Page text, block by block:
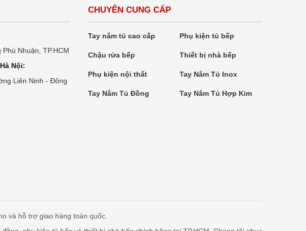
Nhuận, TP.HCM
Nội:
Liên Ninh - Đông
CHUYÊN CUNG CẤP
Tay nắm tủ cao cấp Phụ kiện tủ bếp
Chậu rửa bếp Thiết bị nhà bếp
Phụ kiện nội thất Tay Nắm Tủ Inox
Tay Nắm Tủ Đồng Tay Nắm Tủ Hợp Kim
và hỗ trợ giao hàng toàn quốc.